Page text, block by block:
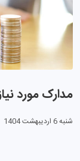
مدارک مورد
شنبه 6 اردیبهشت 1404